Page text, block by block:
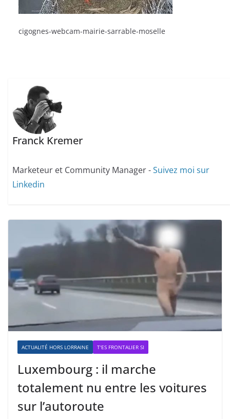
cigognes-webcam-mairie-sarrable-moselle
Franck Kremer
Marketeur et Community Manager -Suivez moi sur
Linkedin
ACTUALITÉ HORS LORRAINE T'ES FRONTALIER SI
Luxembourg : il marche
totalement nu entre les voitures
sur l’autoroute